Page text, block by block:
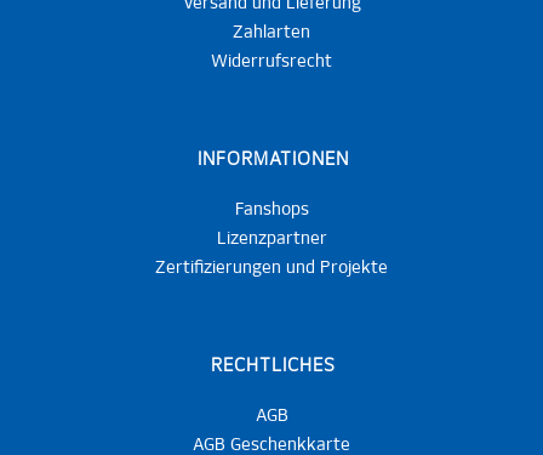
Versand und Lieferung
Zahlarten
Widerrufsrecht
INFORMATIONEN
Fanshops
Lizenzpartner
Zertifizierungen und Projekte
RECHTLICHES
AGB
AGB Geschenkkarte